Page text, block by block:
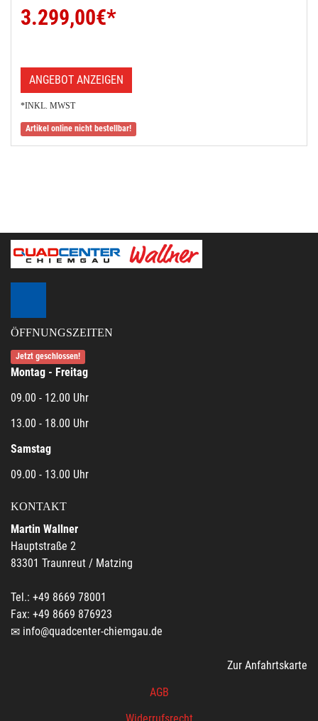
3.299,00€*
ANGEBOT ANZEIGEN
*INKL. MWST
Artikel online nicht bestellbar!
ÖFFNUNGSZEITEN
Jetzt geschlossen!
Montag - Freitag
09.00 - 12.00 Uhr
13.00 - 18.00 Uhr
Samstag
09.00 - 13.00 Uhr
KONTAKT
Martin Wallner
Hauptstraße 2
83301 Traunreut / Matzing
Tel.: +49 8669 78001
Fax: +49 8669 876923
info@quadcenter-chiemgau.de
Zur Anfahrtskarte
AGB